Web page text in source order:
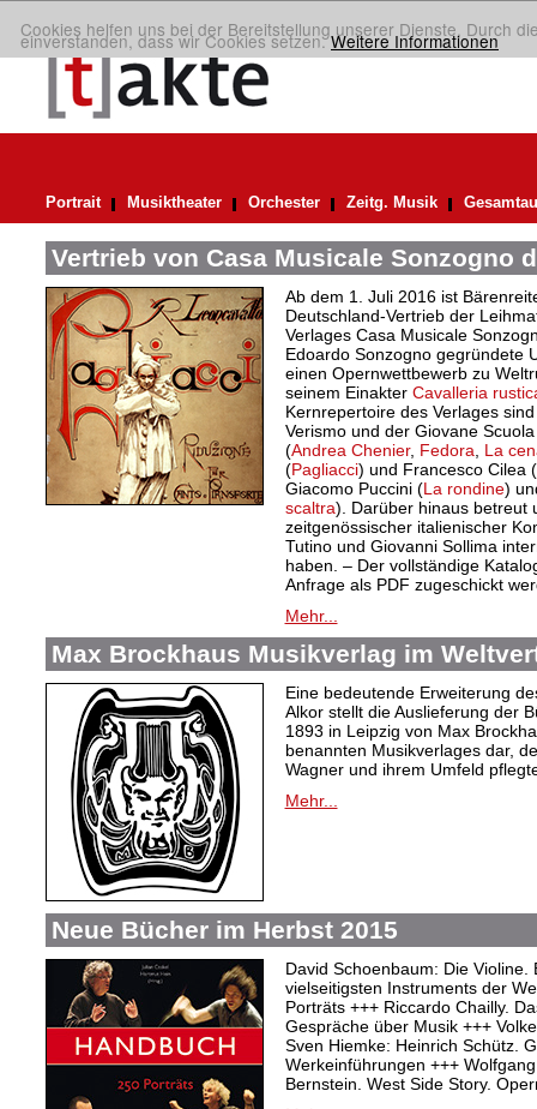
Cookies helfen uns bei der Bereitstellung unserer Dienste. Durch
einverstanden, dass wir Cookies setzen.Weitere Informationen
Portrait Musiktheater Orchester Zeitg. Musik
Vertrieb von Casa Musicale Sonzogno
Ab dem 1. Juli 2016 ist
Deutschland-Vertrieb der
Verlages Casa Musicale
Edoardo Sonzogno gegründete
einen Opernwettbewerb zu
seinem Einakter Cavalleria
Kernrepertoire des Verlages
Verismo und der Giovane
(Andrea Chenier, Fedora
La
(Pagliacci) und Francesco Cilea (
Giacomo Puccini (La rondine)
scaltra). Darüber hinaus betreut
zeitgenössischer italienischer
Tutino und Giovanni Sollima
haben. – Der vollständige
Anfrage als PDF zugeschickt
Mehr...
Max Brockhaus Musikverlag im
Eine bedeutende Erweiterung
Alkor stellt die Auslieferung der
1893 in Leipzig von Max
benannten Musikverlages dar,
Wagner und ihrem Umfeld
Mehr...
Neue Bücher im Herbst 2015
David Schoenbaum: Die Violine.
vielseitigsten Instruments der
Porträts +++ Riccardo Chailly.
Gespräche über Musik +++
Sven Hiemke: Heinrich Schütz.
Werkeinführungen +++
Bernstein. West Side Story.